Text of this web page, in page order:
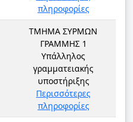
πληροφορίες
ΤΜΗΜΑ ΣΥΡΜΩΝ
ΓΡΑΜΜΗΣ 1
Υπάλληλος
γραμματειακής
υποστήριξης
Περισσότερες
πληροφορίες